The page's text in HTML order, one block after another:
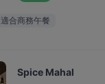
適合商務午餐
Spice Mahal